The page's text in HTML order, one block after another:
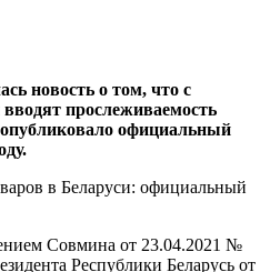
новость о том, что с
прослеживаемость
официальный
Совмина от 23.04.2021 №
Республики Беларусь от